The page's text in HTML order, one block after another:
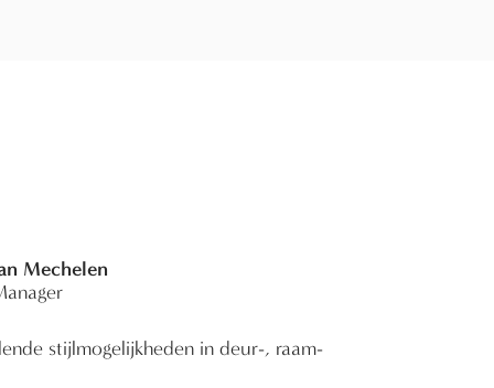
Mechelen
stijlmogelijkheden in deur-, raam-